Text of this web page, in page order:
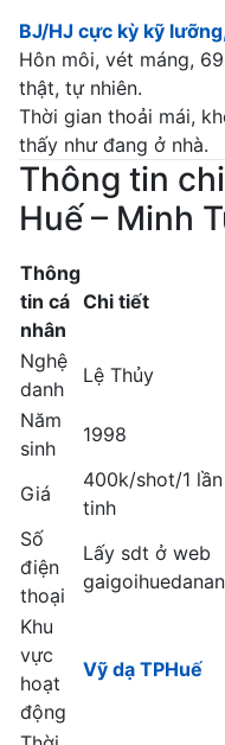
BJ/HJ cực kỳ kỹ
Hôn môi, vét máng,
thật, tự nhiên.
Thời gian thoải mái,
thấy như đang ở nhà.
Thông tin
Huế – Minh
Thông
tin cá
nhân
Chi tiết
Nghệ
danh
Lệ Thủy
Năm
sinh
1998
Giá
400k/shot/1
tinh
Số
điện
thoại
Lấy sdt ở web
Khu
vực
hoạt
động
Vỹ dạ TPHuế